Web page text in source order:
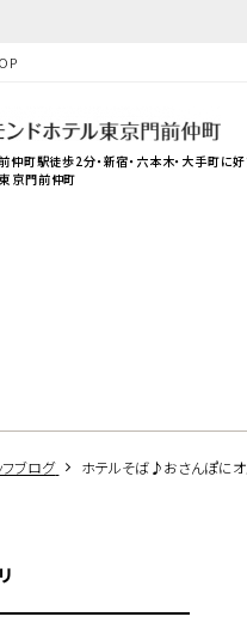
仲町駅徒歩2分・新宿・六本木・大手町に好
京門前仲町
フブログ ホテルそば♪おさんぽに